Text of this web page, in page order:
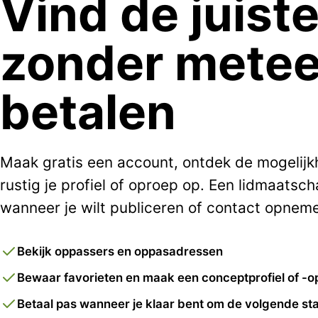
Vind de
zonder
betalen
Maak gratis een account, ontdek de
rustig je profiel of oproep op. Een
wanneer je wilt publiceren of contact
Bekijk oppassers en oppasadressen
Bewaar favorieten en maak een conceptprofiel of -
Betaal pas wanneer je klaar bent om de volgende